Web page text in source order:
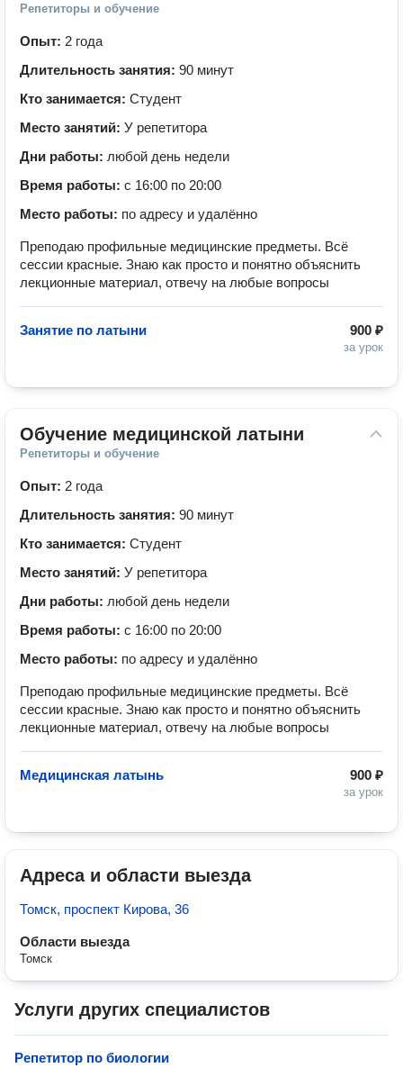
Репетиторы и обучение
Опыт: 2 года
Длительность занятия: 90 минут
Кто занимается: Студент
Место занятий: У репетитора
Дни работы: любой день недели
Время работы: с 16:00 по 20:00
Место работы: по адресу и удалённо
Преподаю профильные медицинские предметы. Всё
сессии красные. Знаю как просто и понятно объяснить
лекционные материал, отвечу на любые вопросы
900 ₽
за урок
Занятие по латыни
Обучение медицинской латыни
Репетиторы и обучение
Опыт: 2 года
Длительность занятия: 90 минут
Кто занимается: Студент
Место занятий: У репетитора
Дни работы: любой день недели
Время работы: с 16:00 по 20:00
Место работы: по адресу и удалённо
Преподаю профильные медицинские предметы. Всё
сессии красные. Знаю как просто и понятно объяснить
лекционные материал, отвечу на любые вопросы
900 ₽
за урок
Медицинская латынь
Адреса и области выезда
Томск, проспект Кирова, 36
Области выезда
Томск
Услуги других специалистов
Репетитор по биологии